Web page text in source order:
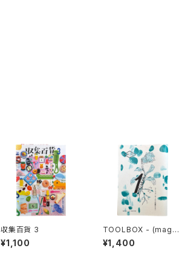
収集百貨 3
¥1,100
TOOLBOX - (maga)
zine 雑想 DIY実践思
想録 1
¥1,400